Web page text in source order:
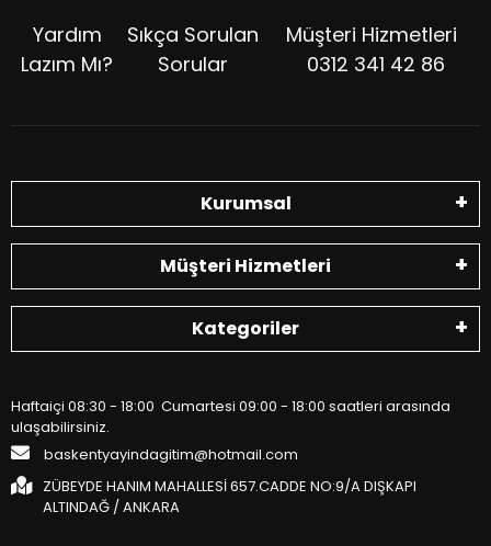
Yardım
Lazım Mı?
Sıkça Sorulan
Sorular
Müşteri Hizmetleri
0312 341 42 86
Kurumsal
Müşteri Hizmetleri
Kategoriler
Haftaiçi 08:30 - 18:00 Cumartesi 09:00 - 18:00 saatleri arasında
ulaşabilirsiniz.
baskentyayindagitim@hotmail.com
ZÜBEYDE HANIM MAHALLESİ 657.CADDE NO:9/A DIŞKAPI
ALTINDAĞ / ANKARA